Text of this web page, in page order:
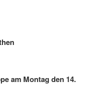
am Montag den 14.